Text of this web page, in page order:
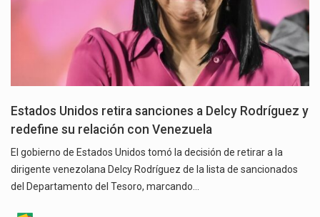
Estados Unidos retira sanciones a Delcy Rodríguez y
redefine su relación con Venezuela
El gobierno de Estados Unidos tomó la decisión de retirar a la
dirigente venezolana Delcy Rodríguez de la lista de sancionados
del Departamento del Tesoro, marcando…